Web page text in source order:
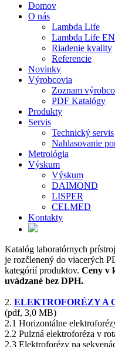
Domov
O nás
Lambda Life
Lambda Life EN
Riadenie kvality
Referencie
Novinky
Výrobcovia
Zoznam
PDF Katalógy
Produkty
Servis
Technický servis
Nahlasovanie
Metrológia
Výskum
Výskum
DAIMOND
LISPER
CELMED
Kontakty
Katalóg laboratórnych
je rozčlenený do viacerých
kategórií produktov. Ceny v
uvádzané bez DPH.
2. ELEKTROFORÉZY A
(pdf, 3,0 MB)
2.1 Horizontálne
2.2 Pulzná elektroforéza v
2.3 Elektroforézy na